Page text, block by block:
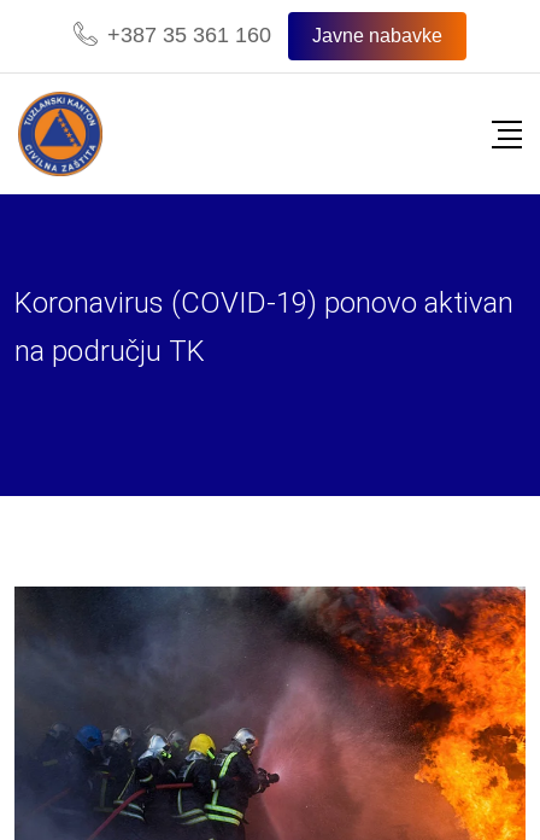
content
+387 35 361 160 Javne nabavke
Koronavirus (COVID-19) ponovo aktivan
na području TK